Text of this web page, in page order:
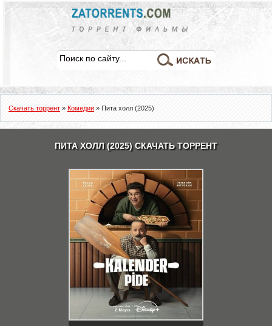
Скачать торрент » Комедии » Пита холл (2025)
ПИТА ХОЛЛ (2025) СКАЧАТЬ ТОРРЕНТ